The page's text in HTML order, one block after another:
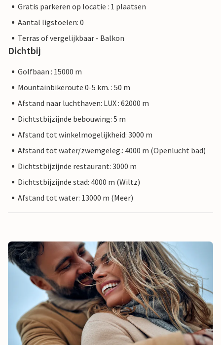
Gratis parkeren op locatie : 1 plaatsen
Aantal ligstoelen: 0
Terras of vergelijkbaar - Balkon
Dichtbij
Golfbaan : 15000 m
Mountainbikeroute 0-5 km. : 50 m
Afstand naar luchthaven: LUX : 62000 m
Dichtstbijzijnde bebouwing: 5 m
Afstand tot winkelmogelijkheid: 3000 m
Afstand tot water/zwemgeleg.: 4000 m (Openlucht bad)
Dichtstbijzijnde restaurant: 3000 m
Dichtstbijzijnde stad: 4000 m (Wiltz)
Afstand tot water: 13000 m (Meer)